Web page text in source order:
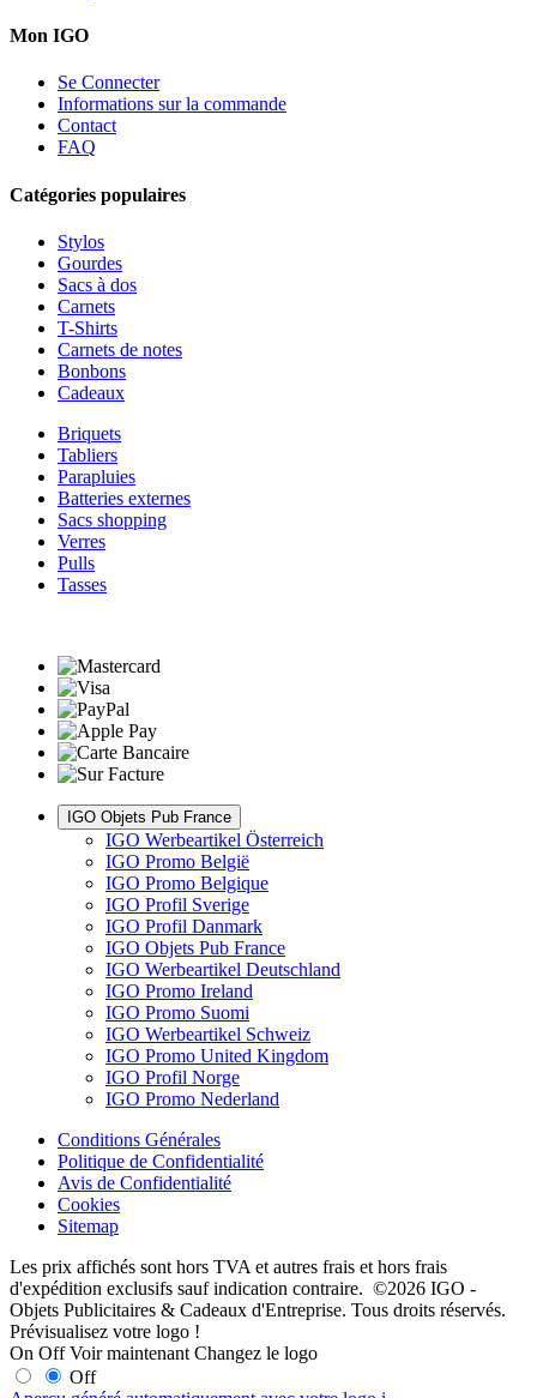
Mon IGO
Se Connecter
Informations sur la commande
Contact
FAQ
Catégories populaires
Stylos
Gourdes
Sacs à dos
Carnets
T-Shirts
Carnets de notes
Bonbons
Cadeaux
Briquets
Tabliers
Parapluies
Batteries externes
Sacs shopping
Verres
Pulls
Tasses
IGO Objets Pub France
IGO Werbeartikel Österreich
IGO Promo België
IGO Promo Belgique
IGO Profil Sverige
IGO Profil Danmark
IGO Objets Pub France
IGO Werbeartikel Deutschland
IGO Promo Ireland
IGO Promo Suomi
IGO Werbeartikel Schweiz
IGO Promo United Kingdom
IGO Profil Norge
IGO Promo Nederland
Conditions Générales
Politique de Confidentialité
Avis de Confidentialité
Cookies
Sitemap
Les prix affichés sont hors TVA et autres frais et hors frais
d'expédition exclusifs sauf indication contraire. ©2026 IGO -
Objets Publicitaires & Cadeaux d'Entreprise. Tous droits réservés.
Prévisualisez votre logo !
On Off Voir maintenant Changez le logo
Off